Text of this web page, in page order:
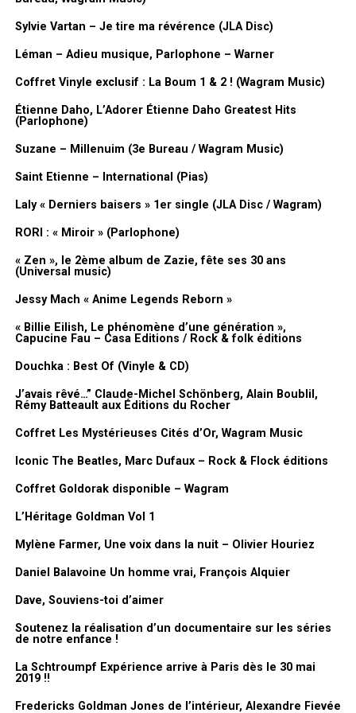
Pour commander l’album :
CD |Vinyle
Elles débutent sur des petites scènes puis assurent les premières
ou James Brown, ce qui leur permet de se faire repérer.
« Princesse nubiennes » en 1998 comme auteures-compositrices-
interprètes. Enregistré en Angleterre, l’album intègre des
éléments de styles musicaux variés : R&B, neo-soul, jazz,
électronique, hip-hop et musique ouest-africaine. Dès le départ,
leurs racines africaines, la cause des femmes, celle des
communautés noires dans le monde… Des sujets forts et sérieux
sensuels comme « Tabou » la reprise en français de la chanteuse
Erika…
Ce 1er album, et le singleMakeda
Saba), leur ouvre le marché des États-Unis : 500 000 exemplaires
vendus et un Disque d’Or américain certifié… Un phénomène
extraordinaire pour un disque chanté en français… Elles gagnent
le titre « Lady of Soul Train Awards » comme « Meilleure
révélation Soul » en 1999, et sont nommées aux « NAACP
Sylvie Vartan – Je tire ma révérence (JLA Disc)
Léman – Adieu musique, Parlophone – Warner
Coffret Vinyle exclusif : La Boum 1 & 2 ! (Wagram Music)
Étienne Daho, L’Adorer Étienne Daho Greatest Hits
(Parlophone)
Suzane – Millenuim (3e Bureau / Wagram Music)
Saint Etienne – International (Pias)
Laly « Derniers baisers » 1er single (JLA Disc / Wagram)
RORI : « Miroir » (Parlophone)
« Zen », le 2ème album de Zazie, fête ses 30 ans
(Universal music)
Jessy Mach « Anime Legends Reborn »
« Billie Eilish, Le phénomène d’une génération »,
Capucine Fau – Casa Editions / Rock & folk éditions
Douchka : Best Of (Vinyle & CD)
J’avais rêvé…” Claude-Michel Schönberg, Alain Boublil,
Rémy Batteault aux Éditions du Rocher
Coffret Les Mystérieuses Cités d’Or, Wagram Music
Iconic The Beatles, Marc Dufaux – Rock & Flock éditions
Coffret Goldorak disponible – Wagram
L’Héritage Goldman Vol 1
Mylène Farmer, Une voix dans la nuit – Olivier Houriez
Daniel Balavoine Un homme vrai, François Alquier
Dave, Souviens-toi d’aimer
Soutenez la réalisation d’un documentaire sur les séries
de notre enfance !
La Schtroumpf Expérience arrive à Paris dès le 30 mai
2019 !!
Fredericks Goldman Jones de l’intérieur, Alexandre Fievée